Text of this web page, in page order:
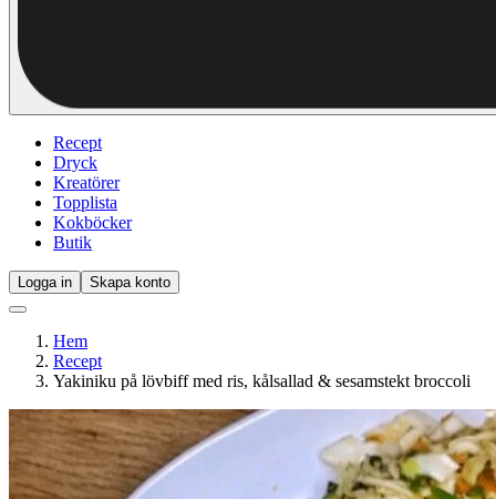
Recept
Dryck
Kreatörer
Topplista
Kokböcker
Butik
Logga in Skapa konto
Hem
Recept
Yakiniku på lövbiff med ris, kålsallad & sesamstekt broccoli